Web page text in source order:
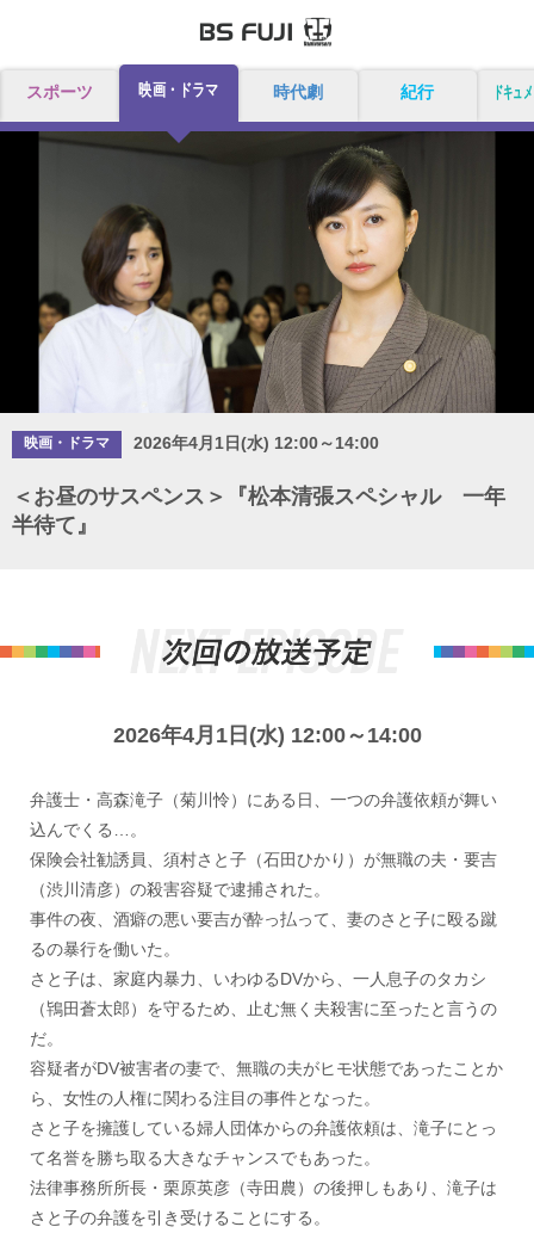
スポーツ 映画・ドラマ 時代劇 紀行 ドキュ
映画・ドラマ 2026年4月1日(水) 12:00～14:00
＜お昼のサスペンス＞『松本清張スペシャル 一年
半待て』
2026年4月1日(水) 12:00～14:00
弁護士・高森滝子（菊川怜）にある日、一つの弁護依頼が舞い
込んでくる…。
保険会社勧誘員、須村さと子（石田ひかり）が無職の夫・要吉
（渋川清彦）の殺害容疑で逮捕された。
事件の夜、酒癖の悪い要吉が酔っ払って、妻のさと子に殴る蹴
るの暴行を働いた。
さと子は、家庭内暴力、いわゆるDVから、一人息子のタカシ
（鴇田蒼太郎）を守るため、止む無く夫殺害に至ったと言うの
だ。
容疑者がDV被害者の妻で、無職の夫がヒモ状態であったことか
ら、女性の人権に関わる注目の事件となった。
さと子を擁護している婦人団体からの弁護依頼は、滝子にとっ
て名誉を勝ち取る大きなチャンスでもあった。
法律事務所所長・栗原英彦（寺田農）の後押しもあり、滝子は
さと子の弁護を引き受けることにする。